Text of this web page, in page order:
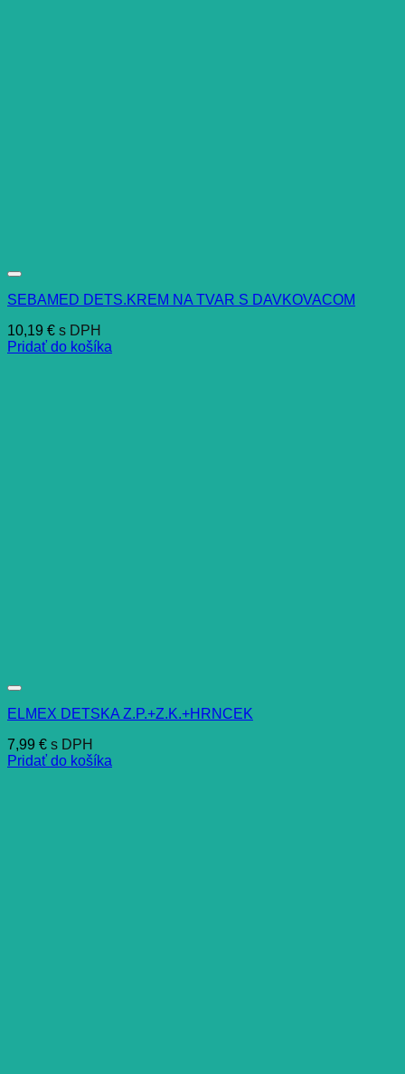
SEBAMED DETS.KREM NA TVAR S DAVKOVACOM
10,19 € s DPH
Pridať do košíka
ELMEX DETSKA Z.P.+Z.K.+HRNCEK
7,99 € s DPH
Pridať do košíka